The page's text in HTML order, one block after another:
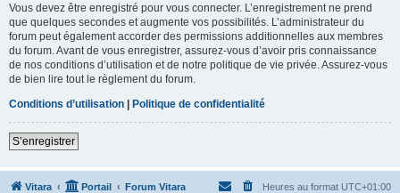
Vous devez être enregistré pour vous connecter. L’enregistrement ne prend
que quelques secondes et augmente vos possibilités. L’administrateur du
forum peut également accorder des permissions additionnelles aux membres
du forum. Avant de vous enregistrer, assurez-vous d’avoir pris connaissance
de nos conditions d’utilisation et de notre politique de vie privée. Assurez-vous
de bien lire tout le règlement du forum.
Conditions d’utilisation | Politique de confidentialité
S’enregistrer
Vitara Portail Forum Vitara Heures au format UTC+01:00